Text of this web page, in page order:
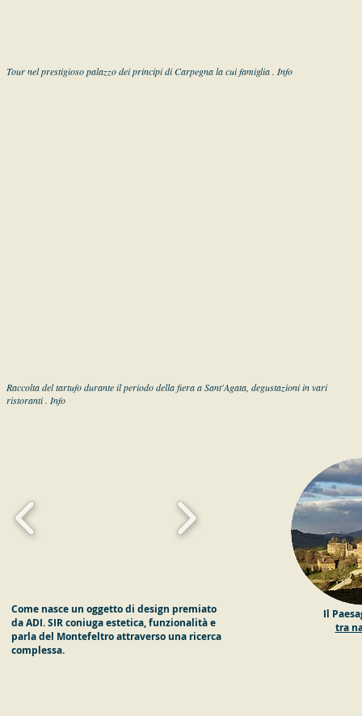
Tour nel prestigioso palazzo dei principi di Carpegna la cui famiglia . Info
Raccolta del tartufo durante il periodo della fiera a Sant'Agata, degustazioni in vari
ristoranti . Info
Come nasce un oggetto di design premiato
da ADI. SIR coniuga estetica, funzionalità e
parla del Montefeltro attraverso una ricerca
complessa.
Il
tra